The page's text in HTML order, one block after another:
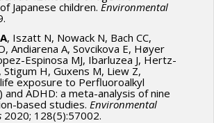
Japanese children. Environmental
, Iszatt N, Nowack N, Bach CC,
Andiarena A, Sovcikova E, Høyer
Espinosa MJ, Ibarluzea J, Hertz-
H, Guxens M, Liew Z,
exposure to Perfluoroalkyl
and ADHD: a meta-analysis of nine
based studies. Environmental
2020; 128(5):57002.